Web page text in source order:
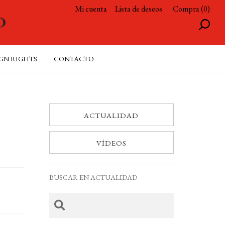
Mi cuenta Lista de deseos Compra (0)
RIGHTS CONTACTO
ACTUALIDAD
VÍDEOS
BUSCAR EN ACTUALIDAD